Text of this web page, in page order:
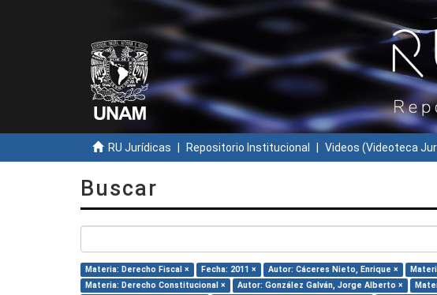
RU Jurídicas Repositorio Institucional Videos (Videoteca
Buscar
Materia: Derecho Fiscal × Fecha: 2011 × Autor: Cáceres Nieto, Enrique ×
Materia: Derecho Constitucional ×
Autor: González Galván, Jorge Alberto ×